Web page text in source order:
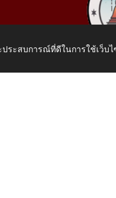
ระสบการณ์ที่ดีในการใช้เว็บ